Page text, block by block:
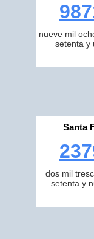
nueve mil
setenta y
Santa
dos mil
setenta y